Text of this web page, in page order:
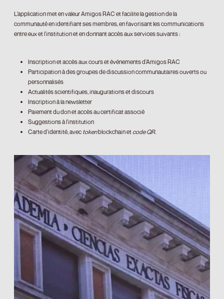
L’application met en valeur Amigos RAC et facilite la gestion de la
communauté en identifiant ses membres, en favorisant les communications
entre eux et l’institution et en donnant accès aux services suivants :
Inscription et accès aux cours et événements d’Amigos RAC
Participation à des groupes de discussion communautaires ouverts ou
personnalisés
Actualités scientifiques, inaugurations et discours
Inscription à la newsletter
Paiement du don et accès au certificat associé
Suggestions à l’institution
Carte d’identité, avec tokenblockchain et code QR.